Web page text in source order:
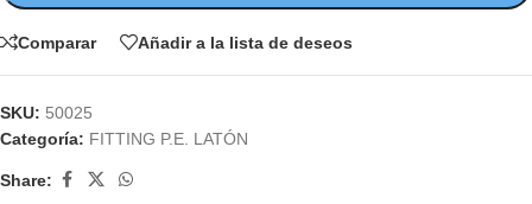
Comparar Añadir a la lista de deseos
SKU: 50025
Categoría: FITTING P.E. LATÓN
Share: